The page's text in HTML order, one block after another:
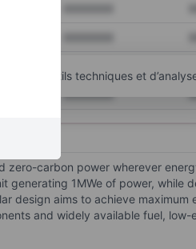
XXXXXXX
outils techniques et
zero-carbon power wherever
generating 1MWe of power, while
design aims to achieve maximum
and widely available fuel, low-